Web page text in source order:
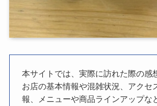
本サイトでは、実際に訪れた際の感
お店の基本情報や混雑状況、アクセ
報、メニューや商品ラインアップな